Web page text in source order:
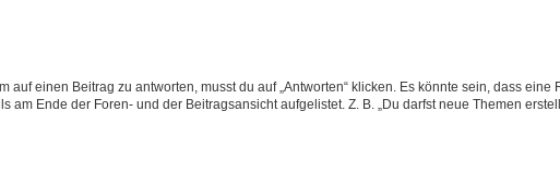
einen Beitrag zu antworten, musst du auf „Antworten“ klicken. Es könnte sein, dass eine
Ende der Foren- und der Beitragsansicht aufgelistet. Z. B. „Du darfst neue Themen